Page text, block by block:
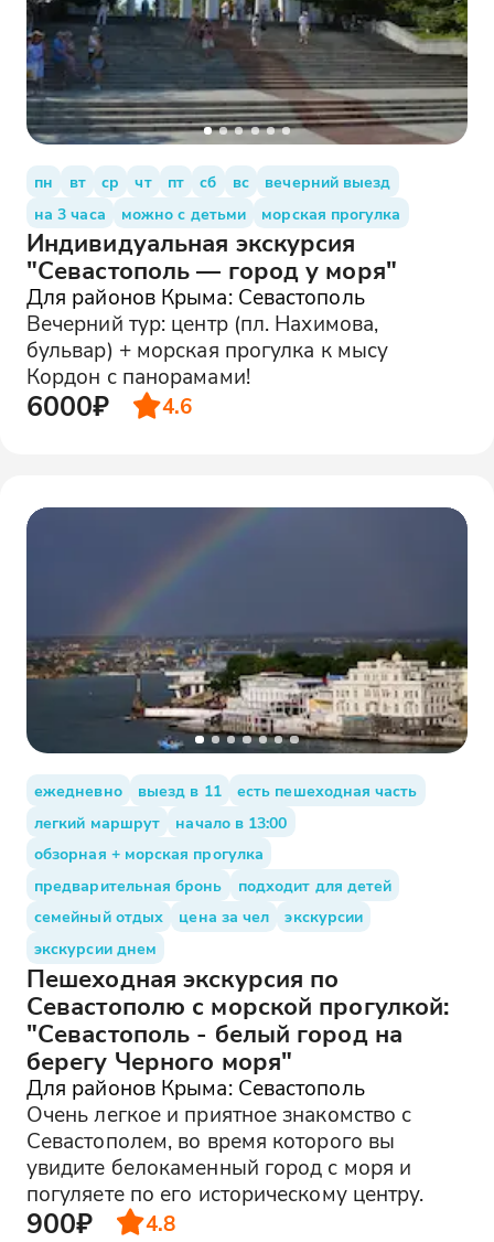
пн вт ср чт пт сб вс
вечерний выезд
на 3 часа
можно с детьми морская прогулка
Индивидуальная экскурсия
"Севастополь — город у моря"
Для районов Крыма: Севастополь
Вечерний тур: центр (пл. Нахимова,
бульвар) + морская прогулка к мысу
Кордон с панорамами!
6000₽ 4.6
ежедневно выезд в 11
есть пешеходная часть
легкий маршрут
начало в 13:00
обзорная + морская прогулка
предварительная бронь
подходит для детей
семейный отдых
цена за чел
экскурсии
экскурсии днем
Пешеходная экскурсия по
Севастополю с морской прогулкой:
"Севастополь - белый город на
берегу Черного моря"
Для районов Крыма: Севастополь
Очень легкое и приятное знакомство с
Севастополем, во время которого вы
увидите белокаменный город с моря и
погуляете по его историческому центру.
900₽ 4.8